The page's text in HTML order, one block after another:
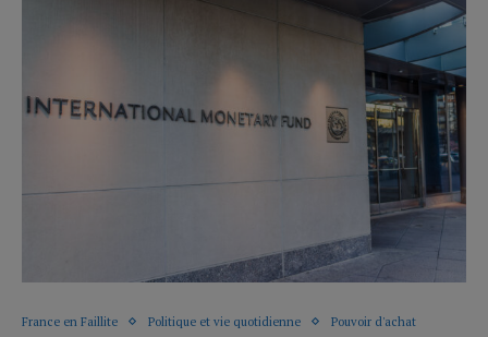
France en Faillite Politique et vie quotidienne Pouvoir d'achat